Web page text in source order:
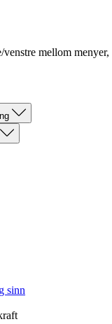
mellom menyer,
sinn